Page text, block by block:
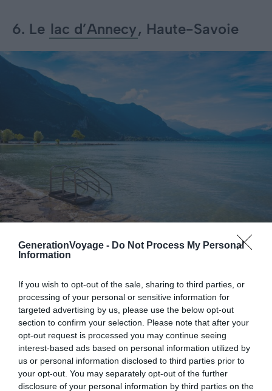
GenerationVoyage - Do Not Process My Personal
Information
If you wish to opt-out of the sale, sharing to third parties, or
processing of your personal or sensitive information for
targeted advertising by us, please use the below opt-out
section to confirm your selection. Please note that after your
opt-out request is processed you may continue seeing
interest-based ads based on personal information utilized by
us or personal information disclosed to third parties prior to
your opt-out. You may separately opt-out of the further
disclosure of your personal information by third parties on the
6. Le lac d’Annecy, Haute-Savoie
Shutterstock – Cyber_kam
au bord du lac d’Annecy permet de s’évader dans un
cadre naturel magnifique entre eaux cristallines et
montagnes majestueuses. Les aires aménagées autour
du lac donnent la possibilité d’évoluer les pieds dans
l’eau et d’admirer le lever du soleil sur les sommets.
Pour en savoir plus :Connu pour sa propreté, le lac